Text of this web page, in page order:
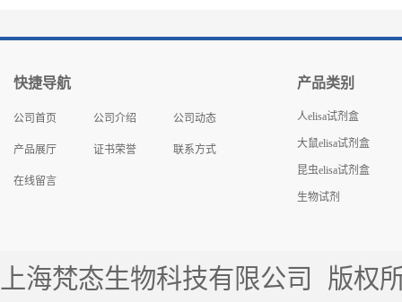
快捷导航
公司首页 公司介绍 公司动态
产品展厅 证书荣誉 联系方式
在线留言
产品类别
人elisa试剂盒
大鼠elisa试剂盒
昆虫elisa试剂盒
生物试剂
上海梵态生物科技有限公司
版权